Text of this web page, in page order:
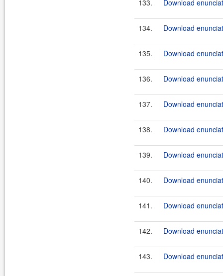
133. Download
134. Download
135. Download
136. Download
137. Download
138. Download
139. Download
140. Download
141. Download
142. Download
143. Download